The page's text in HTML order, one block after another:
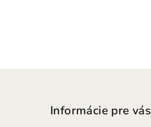
Informácie pre vás